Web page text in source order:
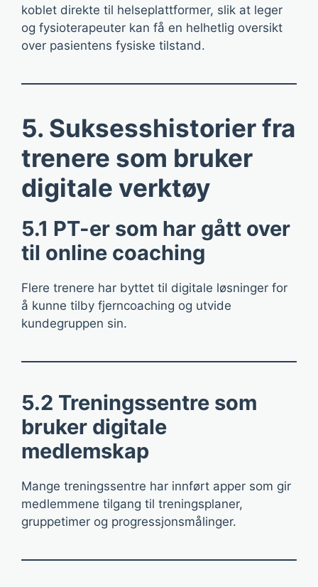
koblet direkte til helseplattformer, slik at leger
og fysioterapeuter kan få en helhetlig oversikt
over pasientens fysiske tilstand.
5. Suksesshistorier fra
trenere som bruker
digitale verktøy
5.1 PT-er som har gått over
til online coaching
Flere trenere har byttet til digitale løsninger for
å kunne tilby fjerncoaching og utvide
kundegruppen sin.
5.2 Treningssentre som
bruker digitale
medlemskap
Mange treningssentre har innført apper som gir
medlemmene tilgang til treningsplaner,
gruppetimer og progressjonsmålinger.